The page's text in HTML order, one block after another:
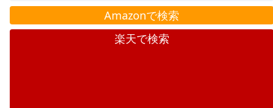
Amazonで検索
楽天で検索